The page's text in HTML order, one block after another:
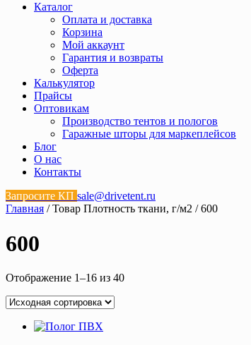
Каталог
Оплата и доставка
Корзина
Мой аккаунт
Гарантия и возвраты
Оферта
Калькулятор
Прайсы
Оптовикам
Производство тентов и пологов
Гаражные шторы для маркеплейсов
Блог
О нас
Контакты
Запросите КП sale@drivetent.ru
Главная / Товар Плотность ткани, г/м2 / 600
600
Отображение 1–16 из 40